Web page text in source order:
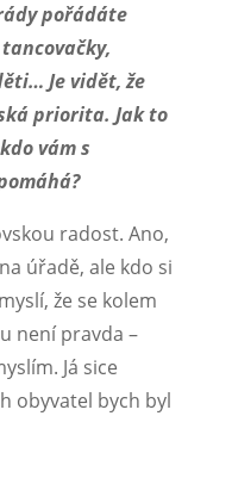
pořádáte
Je vidět, že
priorita. Jak to
vám s
radost. Ano,
úřadě, ale kdo si
že se kolem
není pravda –
Já sice
obyvatel bych byl